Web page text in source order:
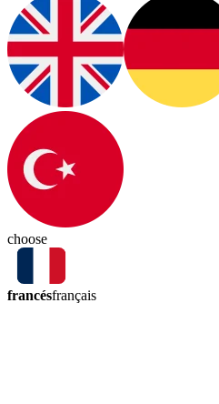
choose
francésfrançais